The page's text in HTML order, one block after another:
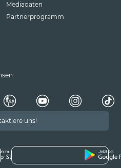
Mediadaten
Partnerprogramm
uns!